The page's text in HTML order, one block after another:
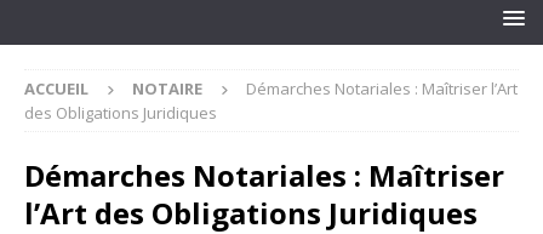
ACCUEIL NOTAIRE
Démarches Notariales : Maîtriser l’Art
des Obligations Juridiques
Démarches Notariales : Maîtriser
l’Art des Obligations Juridiques